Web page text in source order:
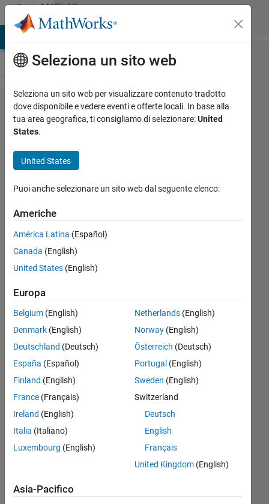
Vai al contenutoMATLAB
Answers
fread
a
that's
broken
up into
four
16 bit
words
Anthony
10 Mar
2026
Risposte
Risposta
accettata
Aggiornato
11 Mar
2026
(30 giorni)
Seleziona un sito web
Seleziona un sito web per visualizzare contenuto tradotto
dove disponibile e vedere eventi e offerte locali. In base alla
tua area geografica, ti consigliamo di selezionare:United
States.
United States
Puoi anche selezionare un sito web dal seguente elenco:
Americhe
América Latina (Español)
Canada (English)
United States (English)
Europa
Belgium (English)
Denmark (English)
Deutschland (Deutsch)
España (Español)
Finland (English)
France (Français)
Ireland (English)
Italia (Italiano)
Luxembourg (English)
Netherlands(English)
Norway(English)
Österreich (Deutsch)
Portugal (English)
Sweden (English)
Switzerland
Deutsch
English
Français
United Kingdom(English)
Asia-Pacifico